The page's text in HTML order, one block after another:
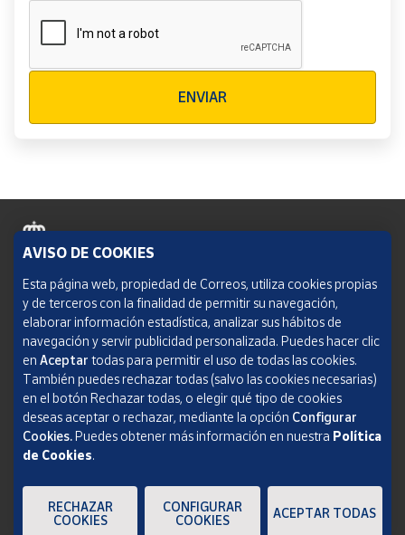
ENVIAR
Política de cookies
Aviso legal
Condiciones del servicio
Política de Privacidad Web
Informe de transparencia
SOCIEDAD ESTATAL CORREOS Y TELÉGRAFOS, S.A., S.M.E. Todos los derechos
AVISO DE COOKIES
Esta página web, propiedad de Correos, utiliza cookies propias
y de terceros con la finalidad de permitir su navegación,
elaborar información estadística, analizar sus hábitos de
navegación y servir publicidad personalizada. Puedes hacer clic
en Aceptar todas para permitir el uso de todas las cookies.
También puedes rechazar todas (salvo las cookies necesarias)
en el botón Rechazar todas, o elegir qué tipo de cookies
deseas aceptar o rechazar, mediante la opción Configurar
Cookies.Puedes obtener más información en nuestra Política
de Cookies.
RECHAZAR
COOKIES
CONFIGURAR
COOKIES
ACEPTAR TODAS